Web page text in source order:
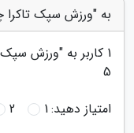
به "ورزش سپک تاکرا
1 کاربر به "ورزش سپک
5
امتیاز دهید:1
2